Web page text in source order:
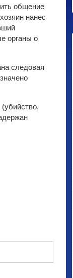
общение
нанес
органы о
следовая